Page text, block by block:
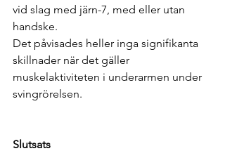
vid slag med järn-7, med eller utan
handske.
Det påvisades heller inga signifikanta
skillnader när det gäller
muskelaktiviteten i underarmen under
svingrörelsen.
Slutsats